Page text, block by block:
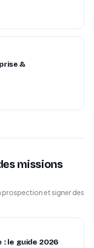
&
missions
et signer des
le guide 2026